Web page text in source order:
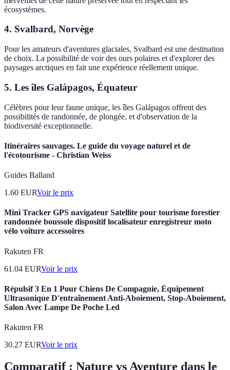
écosystèmes.
4. Svalbard, Norvège
Pour les amateurs d'aventures glaciales, Svalbard est une destination
de choix. La possibilité de voir des ours polaires et d'explorer des
paysages arctiques en fait une expérience réellement unique.
5. Les îles Galápagos, Équateur
Célèbres pour leur faune unique, les îles Galápagos offrent des
possibilités de randonnée, de plongée, et d'observation de la
biodiversité exceptionnelle.
Itinéraires sauvages. Le guide du voyage naturel et de
l'écotourisme - Christian Weiss
Guides Balland
1.60 EURVoir le prix
Mini Tracker GPS navigateur Satellite pour tourisme forestier
randonnée boussole dispositif localisateur enregistreur moto
vélo voiture accessoires
Rakuten FR
61.04 EURVoir le prix
Répulsif 3 En 1 Pour Chiens De Compagnie, Équipement
Ultrasonique D'entraînement Anti-Aboiement, Stop-Aboiement,
Salon Avec Lampe De Poche Led
Rakuten FR
30.27 EURVoir le prix
Comparatif : Nature vs Aventure dans le